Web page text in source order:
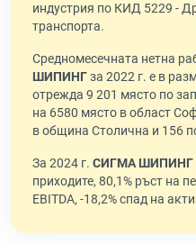
индустрия по КИД 5229 -
транспорта.
Средномесечната нетна
ШИПИНГза 2022 г. е в
отрежда 9 201 място по
на 6580 място в област
в община Столична и 156
За 2024 г. СИГМА ШИПИНГ
приходите, 80,1% ръст на
EBITDA, -18,2% спад на